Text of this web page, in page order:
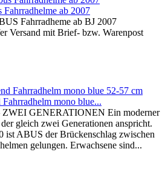
ab 2007
Fahrradheme ab BJ 2007
Versand mit Brief- bzw. Warenpost
mono blue...
GENERATIONEN Ein moderner
gleich zwei Generationen anspricht.
ist ABUS der Brückenschlag zwischen
gelungen. Erwachsene sind...